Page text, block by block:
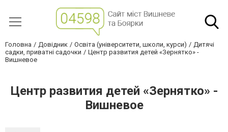
Головна Довідник Освіта (університети, школи, курси)
Дитячі
садки, приватні садочки
Центр развития детей «Зернятко» -
Вишневое
Центр развития детей «Зернятко» -
Вишневое